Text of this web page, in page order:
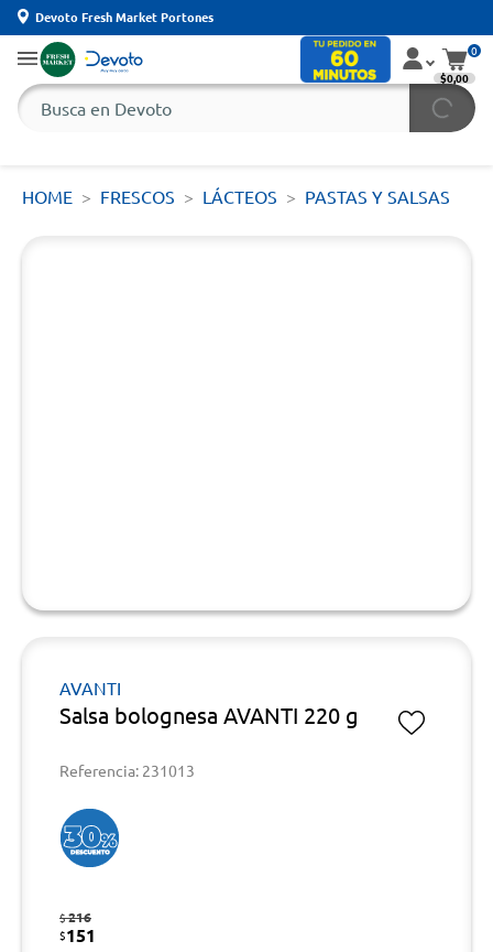
Devoto Fresh Market Portones
0
$0,00
HOME FRESCOS LÁCTEOS PASTAS Y SALSAS
AVANTI
Salsa bolognesa AVANTI 220 g
Referencia: 231013
$216
$151